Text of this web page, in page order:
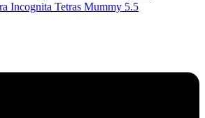
Incognita Tetras Mummy 5.5